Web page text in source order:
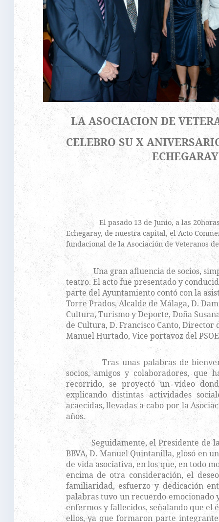
LA ASOCIACION DE
CELEBRO SU X
ECHEGARAY
El pasado 13 de Junio, a las
Echegaray, de nuestra capital, el Acto
fundacional de la Asociación de Veteranos
Una gran afluencia de socios,
teatro. El acto fue presentado y
parte del Ayuntamiento contó con la
Torre Prados, Alcalde de Málaga, D.
Cultura, Turismo y Deporte, Doña
de Cultura, D. Francisco Canto, Director
Manuel Hurtado, Vice portavoz del
Tras unas palabras de
socios, amigos y colaboradores, que
recorrido, se proyectó un vídeo
explicando distintas actividades
acaecidas, llevadas a cabo por la
años.
Seguidamente, el Presidente de la
BBVA, D. Manuel Quintanilla, glosó en
de vida asociativa, en los que, en todo
encima de otra consideración, el
familiaridad, esfuerzo y dedicación
palabras tuvo un recuerdo emocionado
enfermos y fallecidos, señalando que el
ellos, ya que formaron parte